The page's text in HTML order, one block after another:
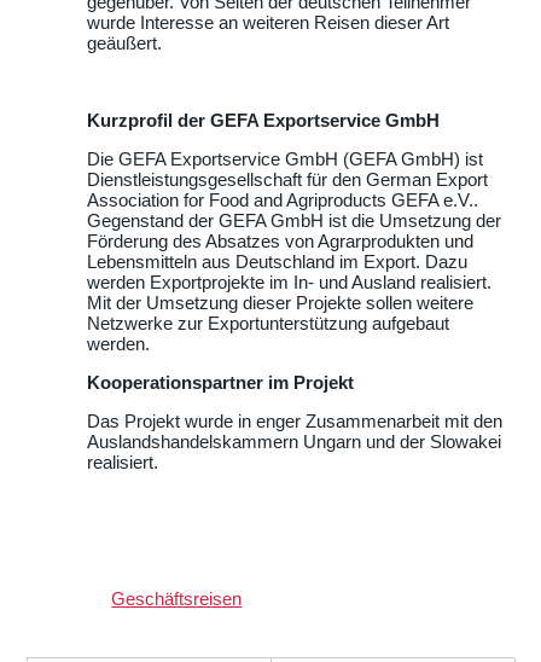
wurde Interesse an weiteren Reisen dieser Art
geäußert.
Kurzprofil der GEFA Exportservice GmbH
Die GEFA Exportservice GmbH (GEFA GmbH) ist
Dienstleistungsgesellschaft für den German Export
Association for Food and Agriproducts GEFA e.V..
Gegenstand der GEFA GmbH ist die Umsetzung der
Förderung des Absatzes von Agrarprodukten und
Lebensmitteln aus Deutschland im Export. Dazu
werden Exportprojekte im In- und Ausland realisiert.
Mit der Umsetzung dieser Projekte sollen weitere
Netzwerke zur Exportunterstützung aufgebaut
werden.
Kooperationspartner im Projekt
Das Projekt wurde in enger Zusammenarbeit mit den
Auslandshandelskammern Ungarn und der Slowakei
realisiert.
Geschäftsreisen